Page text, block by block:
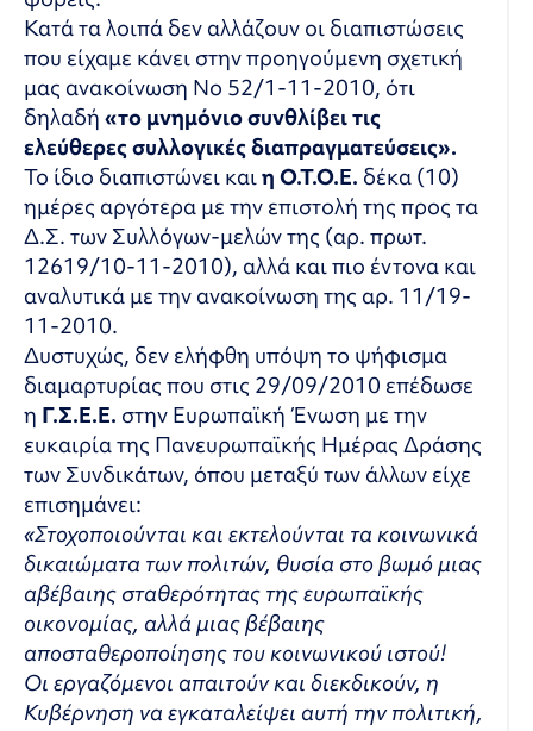
Κατά τα λοιπά δεν αλλάζουν οι διαπιστώσεις
που είχαμε κάνει στην προηγούμενη σχετική
μας ανακοίνωση Νο 52/1-11-2010, ότι
δηλαδή «το μνημόνιο συνθλίβει τις
ελεύθερες συλλογικές διαπραγματεύσεις».
Το ίδιο διαπιστώνει καιη Ο.Τ.Ο.Ε. δέκα (10)
ημέρες αργότερα με την επιστολή της προς τα
Δ.Σ. των Συλλόγων-μελών της (αρ. πρωτ.
12619/10-11-2010), αλλά και πιο έντονα και
αναλυτικά με την ανακοίνωση της αρ. 11/19-
11-2010.
Δυστυχώς, δεν ελήφθη υπόψη το ψήφισμα
διαμαρτυρίας που στις 29/09/2010 επέδωσε
η Γ.Σ.Ε.Ε. στην Ευρωπαϊκή Ένωση με την
ευκαιρία της Πανευρωπαϊκής Ημέρας Δράσης
των Συνδικάτων, όπου μεταξύ των άλλων είχε
επισημάνει:
«Στοχοποιούνται και εκτελούνται τα κοινωνικά
δικαιώματα των πολιτών, θυσία στο βωμό μιας
αβέβαιης σταθερότητας της ευρωπαϊκής
οικονομίας, αλλά μιας βέβαιης
αποσταθεροποίησης του κοινωνικού ιστού!
Οι εργαζόμενοι απαιτούν και διεκδικούν, η
Κυβέρνηση να εγκαταλείψει αυτή την πολιτική,